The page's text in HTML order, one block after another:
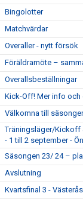
Bingolotter
Matchvärdar
Overaller - nytt försök
Föräldramöte –
Overallsbeställningar
Kick-Off! Mer info och
Välkomna till
Träningsläger/Kickoff
- 1 till 2 september -
Säsongen 23/ 24 –
Avslutning
Kvartsfinal 3 -